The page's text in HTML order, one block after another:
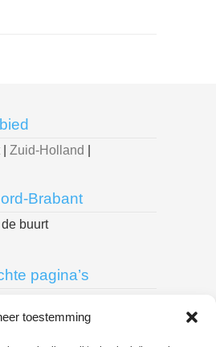
toestemming
Zuid-Holland
Brabant
buurt
pagina’s
|Leiden